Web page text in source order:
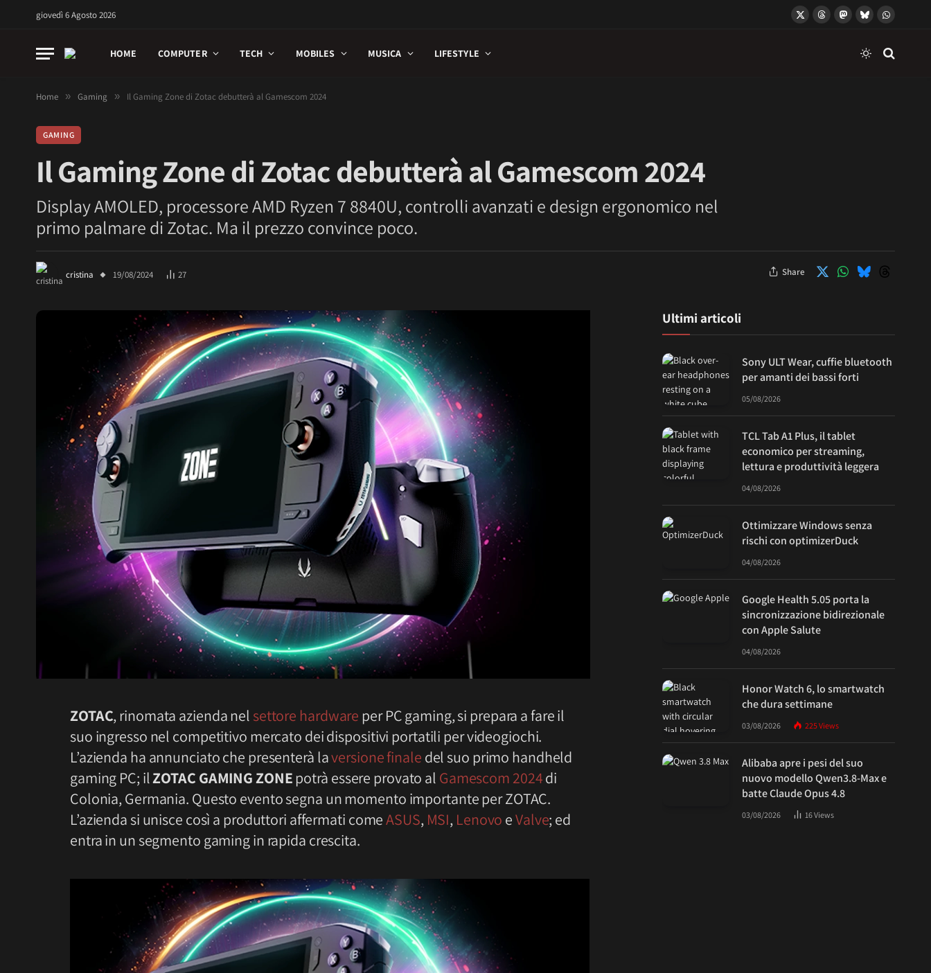
giovedì 6 Agosto 2026
X
ThreadsMastodon
BlueskyWhatsApp
HOME COMPUTER TECH MOBILES MUSICA LIFESTYLE
Home » Gaming » Il Gaming Zone di Zotac debutterà al Gamescom 2024
GAMING
Il Gaming Zone di Zotac debutterà al Gamescom 2024
Display AMOLED, processore AMD Ryzen 7 8840U, controlli avanzati e design ergonomico nel
primo palmare di Zotac. Ma il prezzo convince poco.
cristina 19/08/2024 27 Share
ZOTAC, rinomata azienda nel settore hardware per PC gaming, si prepara a fare il
suo ingresso nel competitivo mercato dei dispositivi portatili per videogiochi.
L’azienda ha annunciato che presenterà laversione finale del suo primo handheld
gaming PC; ilZOTAC GAMING ZONEpotrà essere provato al Gamescom 2024di
Colonia, Germania. Questo evento segna un momento importante per ZOTAC.
L’azienda si unisce così a produttori affermati comeASUS, MSI, Lenovo eValve; ed
entra in un segmento gaming in rapida crescita.
Ultimi articoli
Sony ULT Wear, cuffie bluetooth
per amanti dei bassi forti
05/08/2026
TCL Tab A1 Plus, il tablet
economico per streaming,
lettura e produttività leggera
04/08/2026
Ottimizzare Windows senza
rischi con optimizerDuck
04/08/2026
Google Health 5.05 porta la
sincronizzazione bidirezionale
con Apple Salute
04/08/2026
Honor Watch 6, lo smartwatch
che dura settimane
03/08/2026 225Views
Alibaba apre i pesi del suo
nuovo modello Qwen3.8-Max e
batte Claude Opus 4.8
03/08/2026 16Views